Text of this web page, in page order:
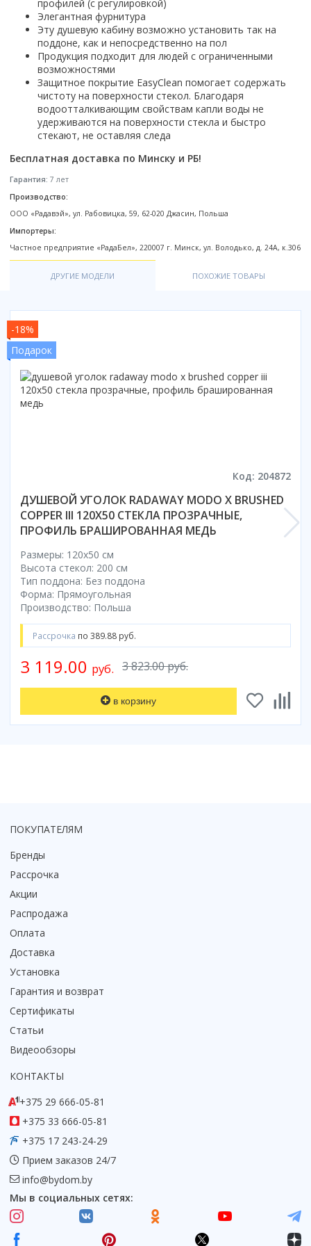
Комплектующие для ванн
Каркас
Ножки
Экраны под ванну
Гидромассажные системы
Wirpool
Китай
Недорогие
Дорогие
Уцененные
Недорогие по акции
Смотреть все
Топ брендов
Domani-spa
Welt-wasser
Esbano
Смотреть все
Форма
Угловая
Квадратная
Смотреть все
Способ открывания
С распашной дверью
Со складной дверью
200 см
До 200 см
Смотреть все
Комплектующие
Сифоны
Ролики
Скребки
Коврик для душевой кабины
Форма
Прямоугольные
Закругленная
Комплектующие для унитазов
Гофры
Канализационный выпуск
Патрубки
Сиденья
С отверстием под смеситель
С пьедесталом
С полупьедесталом
Исполнение
Для дачи
Для ванной
Умывальник-столешница
Смотреть все
Пьедесталы
Пьедесталы
Полупьедесталы
Италия
Россия
Смотреть все
Размер
40 см
50 см
60 см
Смотреть все
Страна производитель
Германия
Польша
Сербия
Чехия
Смотреть все
Страна производитель
Германия
Испания
Италия
Польша
Смотреть все
Karcher
O2 минерал
Страна производитель
Великобритания
Германия
Италия
Китай
Смотреть все
Пылесосы
Электровеники, электрошвабры
Стеклоочистители
Мойки высокого давления
Пароочистители
Гладильные доски
Насосы
Аккумуляторные воздуходувки
Этажерки, стеллажи, полки
профилей (с регулировкой)
Элегантная фурнитура
Эту душевую кабину возможно установить так на
поддоне, как и непосредственно на пол
Продукция подходит для людей с ограниченными
возможностями
Защитное покрытие EasyClean помогает содержать
чистоту на поверхности стекол. Благодаря
водоотталкивающим свойствам капли воды не
удерживаются на поверхности стекла и быстро
стекают, не оставляя следа
Бесплатная доставка по Минску и РБ!
Гарантия: 7 лет
Производство:
ООО «Радавэй», ул. Рабовицка, 59, 62-020 Джасин, Польша
Импортеры:
Частное предприятие «РадаБел», 220007 г. Минск, ул. Володько, д. 24А, к.306
ДРУГИЕ МОДЕЛИ ПОХОЖИЕ ТОВАРЫ
-18%
Подарок
Код: 204872
ДУШЕВОЙ УГОЛОК RADAWAY MODO X BRUSHED
COPPER III 120X50 СТЕКЛА ПРОЗРАЧНЫЕ,
ПРОФИЛЬ БРАШИРОВАННАЯ МЕДЬ
Размеры: 120x50 cм
Высота стекол: 200 см
Тип поддона: Без поддона
Форма: Прямоугольная
Производство: Польша
Рассрочка по 389.88 руб.
3 823.00 руб.
3 119.00 руб.
в корзину
ПОКУПАТЕЛЯМ
Бренды
Рассрочка
Акции
Распродажа
Оплата
Доставка
Установка
Гарантия и возврат
Сертификаты
Статьи
Видеообзоры
КОНТАКТЫ
+375 29 666-05-81
+375 33 666-05-81
+375 17 243-24-29
Прием заказов 24/7
info@bydom.by
Мы в социальных сетях: